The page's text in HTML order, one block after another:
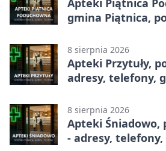
Apteki Piątnica
gmina Piątnica,
8 sierpnia 2026
Apteki Przytuły,
adresy, telefony,
8 sierpnia 2026
Apteki Śniadowo,
- adresy,